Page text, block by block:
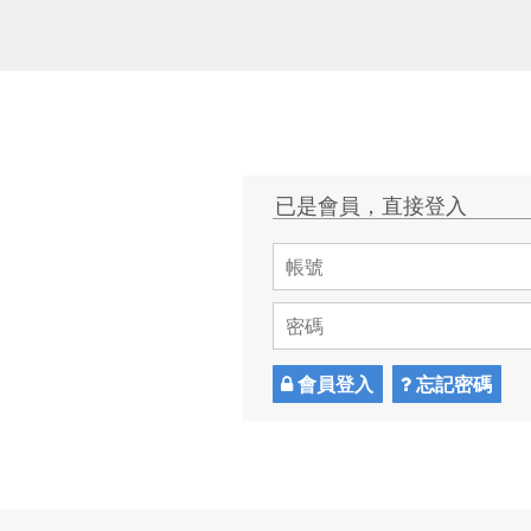
已是會員，直接登入
會員登入 忘記密碼